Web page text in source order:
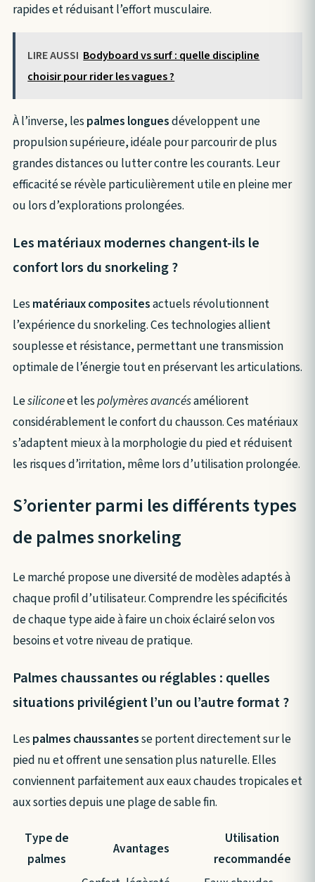
rapides et réduisant l’effort musculaire.
LIRE AUSSI Bodyboard vs surf : quelle discipline
choisir pour rider les vagues ?
À l’inverse, lespalmes longuesdéveloppent une
propulsion supérieure, idéale pour parcourir de plus
grandes distances ou lutter contre les courants. Leur
efficacité se révèle particulièrement utile en pleine mer
ou lors d’explorations prolongées.
Les matériaux modernes changent-ils le
confort lors du snorkeling ?
Lesmatériaux compositesactuels révolutionnent
l’expérience du snorkeling. Ces technologies allient
souplesse et résistance, permettant une transmission
optimale de l’énergie tout en préservant les articulations.
Lesiliconeet lespolymères avancésaméliorent
considérablement le confort du chausson. Ces matériaux
s’adaptent mieux à la morphologie du pied et réduisent
les risques d’irritation, même lors d’utilisation prolongée.
S’orienter parmi les différents types
de palmes snorkeling
Le marché propose une diversité de modèles adaptés à
chaque profil d’utilisateur. Comprendre les spécificités
de chaque type aide à faire un choix éclairé selon vos
besoins et votre niveau de pratique.
Palmes chaussantes ou réglables : quelles
situations privilégient l’un ou l’autre format ?
Lespalmes chaussantesse portent directement sur le
pied nu et offrent une sensation plus naturelle. Elles
conviennent parfaitement aux eaux chaudes tropicales et
aux sorties depuis une plage de sable fin.
Type de
palmes
Avantages
Utilisation
recommandée